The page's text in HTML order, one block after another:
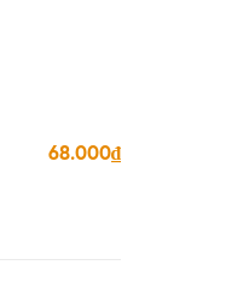
68.000₫